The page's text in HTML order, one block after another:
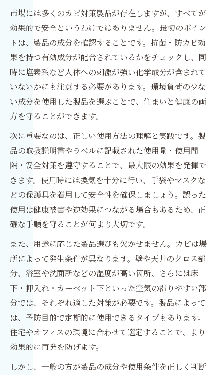
市場には多くのカビ対策製品が存在しますが、すべてが
効果的で安全というわけではありません。最初のポイン
トは、製品の成分を確認することです。抗菌・防カビ効
果を持つ有効成分が配合されているかをチェックし、同
時に塩素系など人体への刺激が強い化学成分が含まれて
いないかにも注意する必要があります。環境負荷の少な
い成分を使用した製品を選ぶことで、住まいと健康の両
方を守ることができます。
次に重要なのは、正しい使用方法の理解と実践です。製
品の取扱説明書やラベルに記載された使用量・使用間
隔・安全対策を遵守することで、最大限の効果を発揮で
きます。使用時には換気を十分に行い、手袋やマスクな
どの保護具を着用して安全性を確保しましょう。誤った
使用は健康被害や逆効果につながる場合もあるため、正
確な手順を守ることが何より大切です。
また、用途に応じた製品選びも欠かせません。カビは場
所によって発生条件が異なります。壁や天井のクロス部
分、浴室や洗面所などの湿度が高い箇所、さらには床
下・押入れ・カーペット下といった空気の滞りやすい部
分では、それぞれ適した対策が必要です。製品によって
は、予防目的で定期的に使用できるタイプもあります。
住宅やオフィスの環境に合わせて選定することで、より
効果的に再発を防げます。
しかし、一般の方が製品の成分や使用条件を正しく判断